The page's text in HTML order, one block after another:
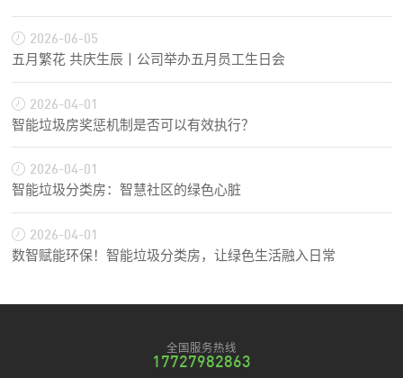
2026-06-05
五月繁花 共庆生辰丨公司举办五月员工生日会
2026-04-01
智能垃圾房奖惩机制是否可以有效执行？
2026-04-01
智能垃圾分类房：智慧社区的绿色心脏
2026-04-01
数智赋能环保！智能垃圾分类房，让绿色生活融入日常
全国服务热线
17727982863